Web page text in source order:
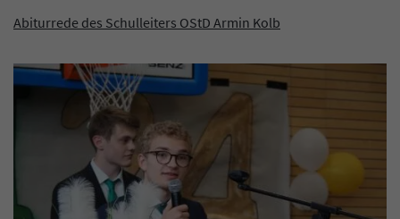
Abiturrede des Schulleiters OStD Armin Kolb